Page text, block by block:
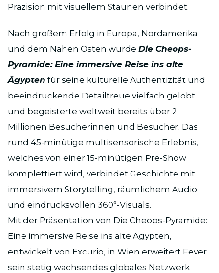
Präzision mit visuellem Staunen verbindet.
Nach großem Erfolg in Europa, Nordamerika
und dem Nahen Osten wurde Die Cheops-
Pyramide: Eine immersive Reise ins alte
Ägypten für seine kulturelle Authentizität und
beeindruckende Detailtreue vielfach gelobt
und begeisterte weltweit bereits über 2
Millionen Besucherinnen und Besucher. Das
rund 45-minütige multisensorische Erlebnis,
welches von einer 15-minütigen Pre-Show
komplettiert wird, verbindet Geschichte mit
immersivem Storytelling, räumlichem Audio
und eindrucksvollen 360°-Visuals.
Mit der Präsentation von Die Cheops-Pyramide:
Eine immersive Reise ins alte Ägypten,
entwickelt von Excurio, in Wien erweitert Fever
sein stetig wachsendes globales Netzwerk